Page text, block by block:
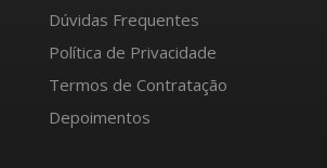
Dúvidas Frequentes
Política de Privacidade
Termos de Contratação
Depoimentos